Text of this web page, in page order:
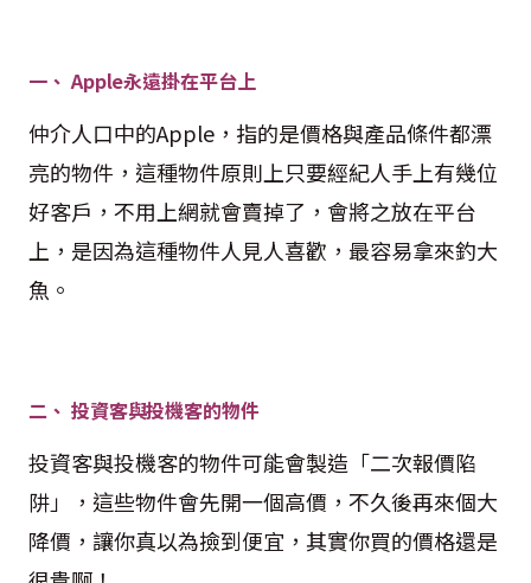
一、 Apple永遠掛在平台上
仲介人口中的Apple，指的是價格與產品條件都漂
亮的物件，這種物件原則上只要經紀人手上有幾位
好客戶，不用上網就會賣掉了，會將之放在平台
上，是因為這種物件人見人喜歡，最容易拿來釣大
魚。
二、 投資客與投機客的物件
投資客與投機客的物件可能會製造「二次報價陷
阱」，這些物件會先開一個高價，不久後再來個大
降價，讓你真以為撿到便宜，其實你買的價格還是